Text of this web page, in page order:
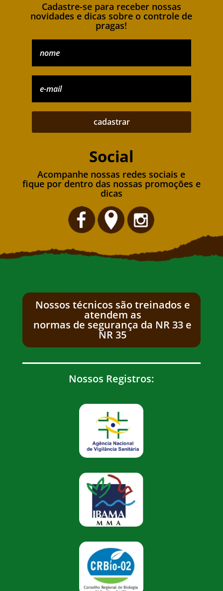
Cadastre-se para receber nossas
novidades e dicas sobre o controle de
pragas!
cadastrar
Social
Acompanhe nossas redes sociais e
fique por dentro das nossas promoções e
dicas
Nossos técnicos são treinados e
atendem as
normas de segurança da NR 33 e
NR 35
Nossos Registros: